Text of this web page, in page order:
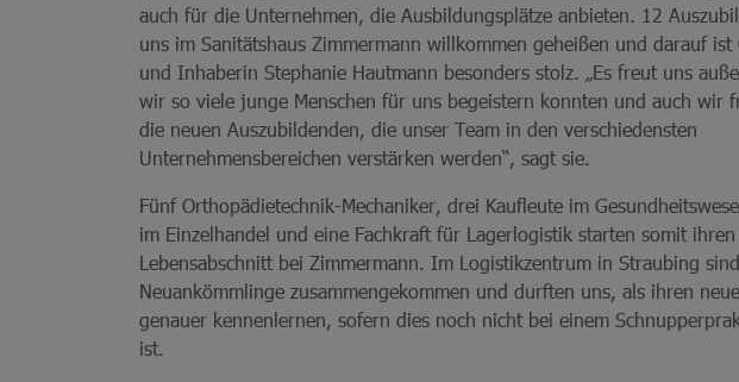
auch für die Unternehmen, die Ausbildungsplätze anbieten. 12
uns im Sanitätshaus Zimmermann willkommen geheißen und darauf ist
und Inhaberin Stephanie Hautmann besonders stolz. „Es freut uns
wir so viele junge Menschen für uns begeistern konnten und auch wir
die neuen Auszubildenden, die unser Team in den verschiedensten
Unternehmensbereichen verstärken werden“, sagt sie.
Fünf Orthopädietechnik-Mechaniker, drei Kaufleute im
im Einzelhandel und eine Fachkraft für Lagerlogistik starten somit ihren
Lebensabschnitt bei Zimmermann. Im Logistikzentrum in Straubing
Neuankömmlinge zusammengekommen und durften uns, als ihren
genauer kennenlernen, sofern dies noch nicht bei einem
ist.